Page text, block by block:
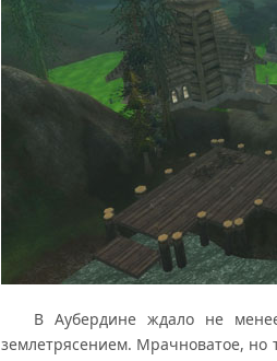
В Аубердине ждало не менее
землетрясением. Мрачноватое,